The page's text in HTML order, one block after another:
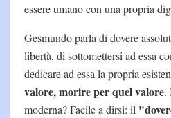
essere umano con una propria
Gesmundo parla di dovere
libertà, di sottomettersi ad essa
dedicare ad essa la propria
valore, morire per quel valore.
moderna? Facile a dirsi: il